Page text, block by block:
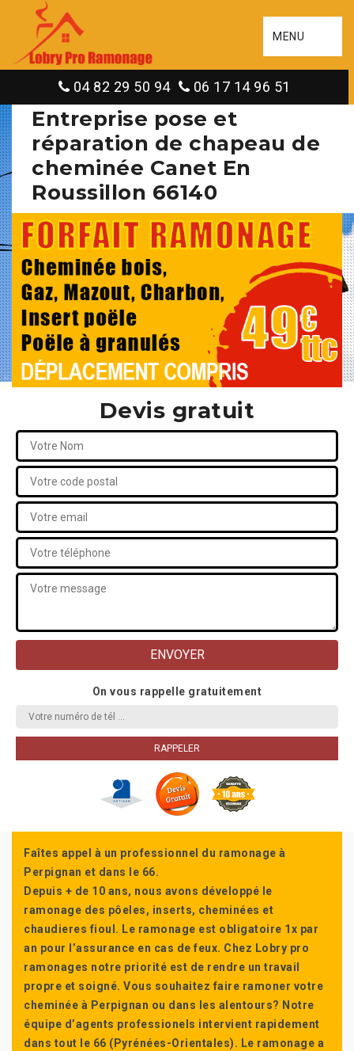
MENU
04 82 29 50 94 06 17 14 96 51
Entreprise pose et
réparation de chapeau de
cheminée Canet En
Roussillon 66140
Devis gratuit
On vous rappelle gratuitement
Faîtes appel à un professionnel du ramonage à
Perpignan et dans le 66.
Depuis + de 10 ans, nous avons développé le
ramonage des pôeles, inserts, cheminées et
chaudieres fioul. Le ramonage est obligatoire 1x par
an pour l’assurance en cas de feux. Chez Lobry pro
ramonages notre priorité est de rendre un travail
propre et soigné. Vous souhaitez faire ramoner votre
cheminée à Perpignan ou dans les alentours? Notre
équipe d’agents professionels intervient rapidement
dans tout le 66 (Pyrénées-Orientales). Le ramonage a